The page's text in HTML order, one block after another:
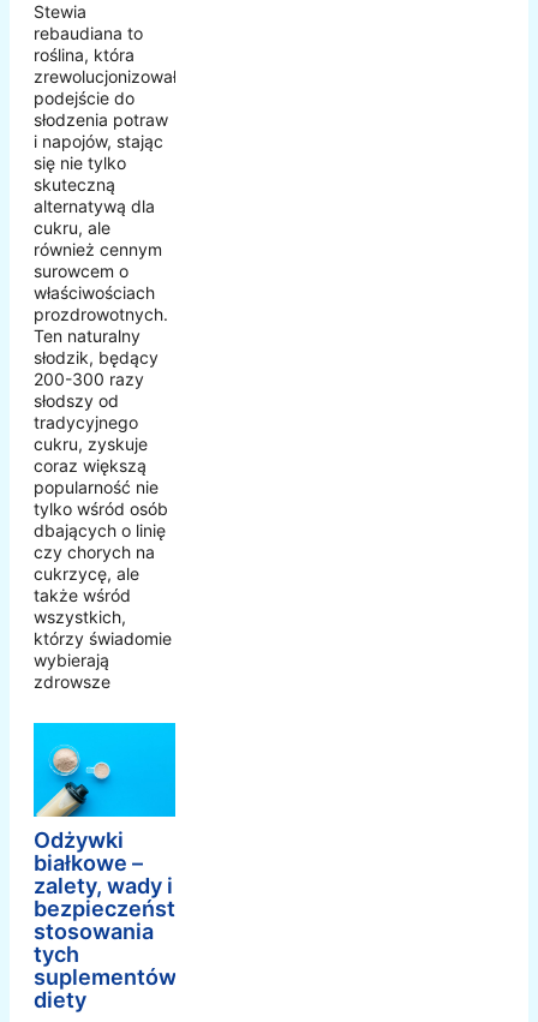
Stewia
rebaudiana to
roślina, która
zrewolucjonizowała
podejście do
słodzenia potraw
i napojów, stając
się nie tylko
skuteczną
alternatywą dla
cukru, ale
również cennym
surowcem o
właściwościach
prozdrowotnych.
Ten naturalny
słodzik, będący
200-300 razy
słodszy od
tradycyjnego
cukru, zyskuje
coraz większą
popularność nie
tylko wśród osób
dbających o linię
czy chorych na
cukrzycę, ale
także wśród
wszystkich,
którzy świadomie
wybierają
zdrowsze
Odżywki
białkowe –
zalety, wady i
bezpieczeństwo
stosowania
tych
suplementów
diety